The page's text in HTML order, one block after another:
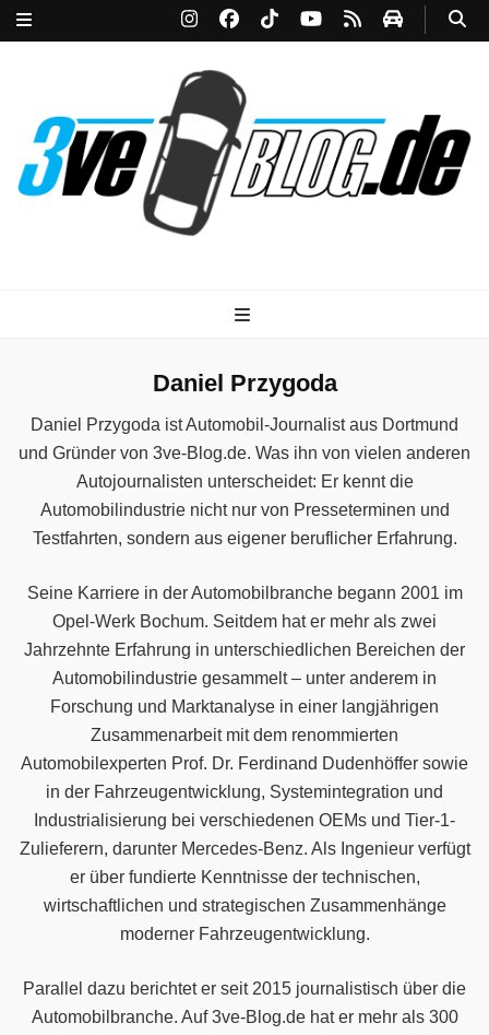
Daniel Przygoda
Daniel Przygoda ist Automobil-Journalist aus Dortmund
und Gründer von 3ve-Blog.de. Was ihn von vielen anderen
Autojournalisten unterscheidet: Er kennt die
Automobilindustrie nicht nur von Presseterminen und
Testfahrten, sondern aus eigener beruflicher Erfahrung.
Seine Karriere in der Automobilbranche begann 2001 im
Opel-Werk Bochum. Seitdem hat er mehr als zwei
Jahrzehnte Erfahrung in unterschiedlichen Bereichen der
Automobilindustrie gesammelt – unter anderem in
Forschung und Marktanalyse in einer langjährigen
Zusammenarbeit mit dem renommierten
Automobilexperten Prof. Dr. Ferdinand Dudenhöffer sowie
in der Fahrzeugentwicklung, Systemintegration und
Industrialisierung bei verschiedenen OEMs und Tier-1-
Zulieferern, darunter Mercedes-Benz. Als Ingenieur verfügt
er über fundierte Kenntnisse der technischen,
wirtschaftlichen und strategischen Zusammenhänge
moderner Fahrzeugentwicklung.
Parallel dazu berichtet er seit 2015 journalistisch über die
Automobilbranche. Auf 3ve-Blog.de hat er mehr als 300